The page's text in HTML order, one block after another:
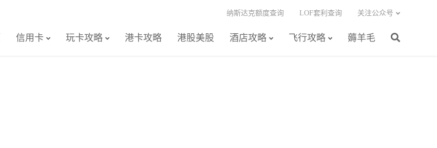
信用卡 玩卡攻略 港卡攻略 港股美股 酒店攻略 飞行攻略 薅羊毛
纳斯达克额度查询 LOF套利查询 关注公众号